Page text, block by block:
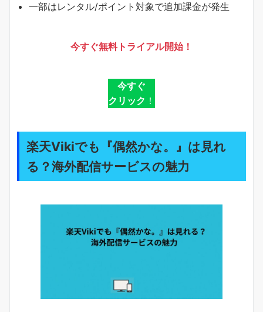
一部はレンタル/ポイント対象で追加課金が発生
今すぐ無料トライアル開始！
今すぐ
クリック ！
楽天Vikiでも『偶然かな。』は見れ
る？海外配信サービスの魅力